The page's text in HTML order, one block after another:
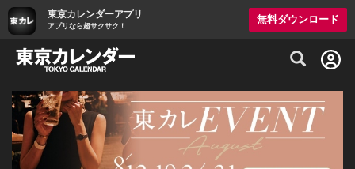
東京カレンダーアプリ
アプリなら超サクサク！
無料ダウンロード
グルメ情報・プレミアムレストラン予約